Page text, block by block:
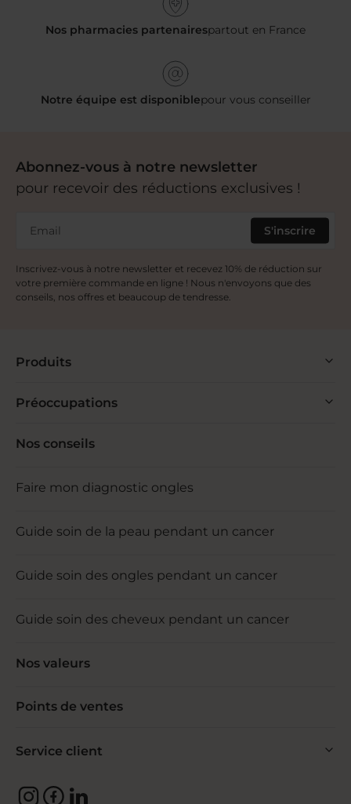
Nos pharmacies partenairespartout en France
Notre équipe est disponiblepour vous conseiller
Abonnez-vous à notre newsletter
pour recevoir des réductions exclusives !
Email S'inscrire
Inscrivez-vous à notre newsletter et recevez 10% de réduction sur
votre première commande en ligne ! Nous n'envoyons que des
conseils, nos offres et beaucoup de tendresse.
Produits
Préoccupations
Nos conseils
Faire mon diagnostic ongles
Guide soin de la peau pendant un cancer
Guide soin des ongles pendant un cancer
Guide soin des cheveux pendant un cancer
Nos valeurs
Points de ventes
Service client